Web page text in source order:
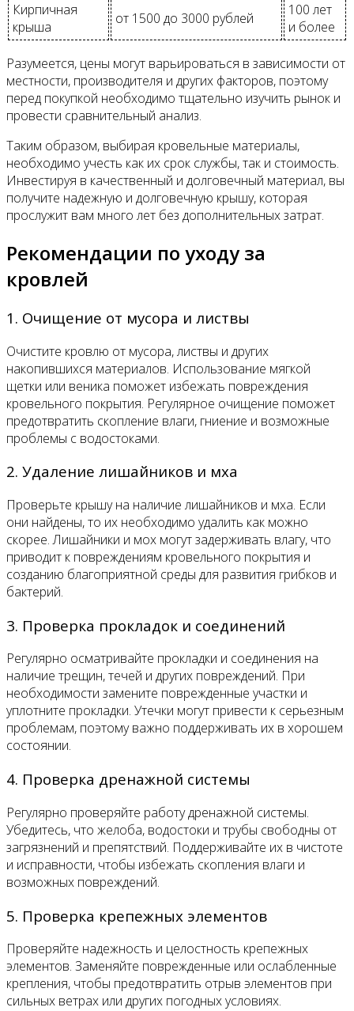
Кирпичная
крыша
от 1500 до 3000 рублей
100 лет
и более
Разумеется, цены могут варьироваться в зависимости от
местности, производителя и других факторов, поэтому
перед покупкой необходимо тщательно изучить рынок и
провести сравнительный анализ.
Таким образом, выбирая кровельные материалы,
необходимо учесть как их срок службы, так и стоимость.
Инвестируя в качественный и долговечный материал, вы
получите надежную и долговечную крышу, которая
прослужит вам много лет без дополнительных затрат.
Рекомендации по уходу за
кровлей
1. Очищение от мусора и листвы
Очистите кровлю от мусора, листвы и других
накопившихся материалов. Использование мягкой
щетки или веника поможет избежать повреждения
кровельного покрытия. Регулярное очищение поможет
предотвратить скопление влаги, гниение и возможные
проблемы с водостоками.
2. Удаление лишайников и мха
Проверьте крышу на наличие лишайников и мха. Если
они найдены, то их необходимо удалить как можно
скорее. Лишайники и мох могут задерживать влагу, что
приводит к повреждениям кровельного покрытия и
созданию благоприятной среды для развития грибков и
бактерий.
3. Проверка прокладок и соединений
Регулярно осматривайте прокладки и соединения на
наличие трещин, течей и других повреждений. При
необходимости замените поврежденные участки и
уплотните прокладки. Утечки могут привести к серьезным
проблемам, поэтому важно поддерживать их в хорошем
состоянии.
4. Проверка дренажной системы
Регулярно проверяйте работу дренажной системы.
Убедитесь, что желоба, водостоки и трубы свободны от
загрязнений и препятствий. Поддерживайте их в чистоте
и исправности, чтобы избежать скопления влаги и
возможных повреждений.
5. Проверка крепежных элементов
Проверяйте надежность и целостность крепежных
элементов. Заменяйте поврежденные или ослабленные
крепления, чтобы предотвратить отрыв элементов при
сильных ветрах или других погодных условиях.